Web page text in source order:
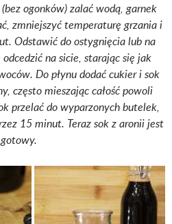
ogonków) zalać wodą, garnek
zmniejszyć temperaturę grzania i
Odstawić do ostygnięcia lub na
na sicie, starając się jak
Do płynu dodać cukier i sok
często mieszając całość powoli
przelać do wyparzonych butelek,
15 minut. Teraz sok z aronii jest
gotowy.